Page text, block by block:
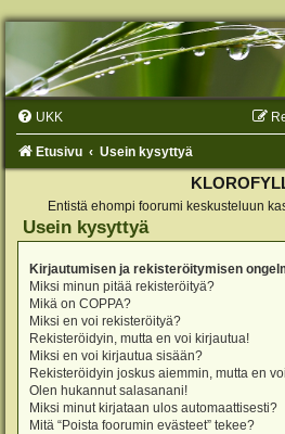
UKK
Etusivu Usein kysyttyä
Entistä ehompi foorumi keskusteluun
Usein kysyttyä
Kirjautumisen ja rekisteröitymisen
Miksi minun pitää rekisteröityä?
Mikä on COPPA?
Miksi en voi rekisteröityä?
Rekisteröidyin, mutta en voi kirjautua!
Miksi en voi kirjautua sisään?
Rekisteröidyin joskus aiemmin, mutta en
Olen hukannut salasanani!
Miksi minut kirjataan ulos automaattisesti?
Mitä “Poista foorumin evästeet” tekee?